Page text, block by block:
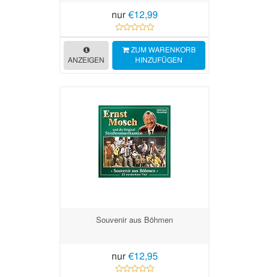
nur €12,99
ANZEIGEN
ZUM WARENKORB
HINZUFÜGEN
Souvenir aus Böhmen
nur €12,95